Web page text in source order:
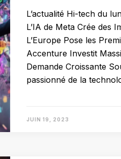
L’actualité Hi-tech du
L’IA de Meta Crée des
L’Europe Pose les
Accenture Investit
Demande Croissante
passionné de la
JUIN 19, 2023